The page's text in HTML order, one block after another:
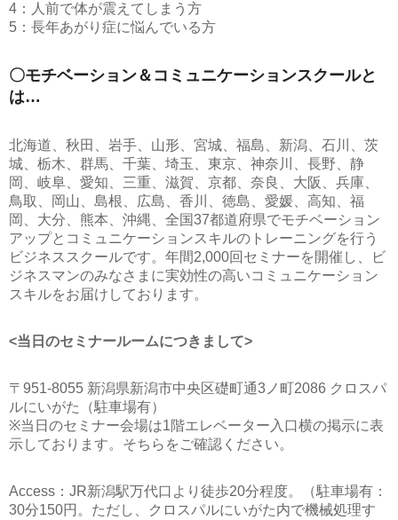
4：人前で体が震えてしまう方
5：長年あがり症に悩んでいる方
〇モチベーション＆コミュニケーションスクールと
は…
北海道、秋田、岩手、山形、宮城、福島、新潟、石川、茨
城、栃木、群馬、千葉、埼玉、東京、神奈川、長野、静
岡、岐阜、愛知、三重、滋賀、京都、奈良、大阪、兵庫、
鳥取、岡山、島根、広島、香川、徳島、愛媛、高知、福
岡、大分、熊本、沖縄、全国37都道府県でモチベーション
アップとコミュニケーションスキルのトレーニングを行う
ビジネススクールです。年間2,000回セミナーを開催し、ビ
ジネスマンのみなさまに実効性の高いコミュニケーション
スキルをお届けしております。
<当日のセミナールームにつきまして>
〒951-8055 新潟県新潟市中央区礎町通3ノ町2086 クロスパ
ルにいがた（駐車場有）
※当日のセミナー会場は1階エレベーター入口横の掲示に表
示しております。そちらをご確認ください。
Access：JR新潟駅万代口より徒歩20分程度。（駐車場有：
30分150円。ただし、クロスパルにいがた内で機械処理す